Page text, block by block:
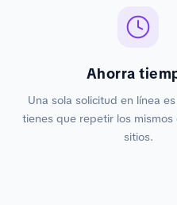
Ahorra
Una sola solicitud en línea
tienes que repetir los mismos
sitios.